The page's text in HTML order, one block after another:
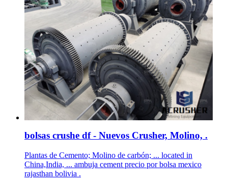
bolsas crushe df - Nuevos Crusher, Molino, .
Plantas de Cemento; Molino de carbón; ... located in
China,India, ... ambuja cement precio por bolsa mexico
rajasthan bolivia .